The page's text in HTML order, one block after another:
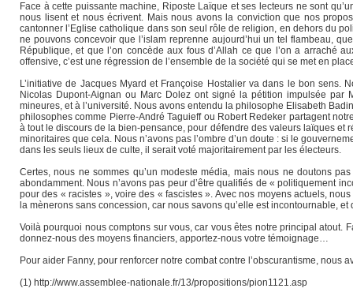
Face à cette puissante machine, Riposte Laïque et ses lecteurs ne sont
nous lisent et nous écrivent. Mais nous avons la conviction que nos
cantonner l’Eglise catholique dans son seul rôle de religion, en dehors du
ne pouvons concevoir que l’islam reprenne aujourd’hui un tel flambeau,
République, et que l’on concède aux fous d’Allah ce que l’on a arraché
offensive, c’est une régression de l’ensemble de la société qui se met en
L’initiative de Jacques Myard et Françoise Hostalier va dans le bon sens.
Nicolas Dupont-Aignan ou Marc Dolez ont signé la pétition impulsée par
mineures, et à l’université. Nous avons entendu la philosophe Elisabeth
philosophes comme Pierre-André Taguieff ou Robert Redeker partagent
à tout le discours de la bien-pensance, pour défendre des valeurs laïques
minoritaires que cela. Nous n’avons pas l’ombre d’un doute : si le
dans les seuls lieux de culte, il serait voté majoritairement par les électeurs.
Certes, nous ne sommes qu’un modeste média, mais nous ne doutons
abondamment. Nous n’avons pas peur d’être qualifiés de « politiquement
pour des « racistes », voire des « fascistes ». Avec nos moyens actuels,
la mènerons sans concession, car nous savons qu’elle est incontournable,
Voilà pourquoi nous comptons sur vous, car vous êtes notre principal atout.
donnez-nous des moyens financiers, apportez-nous votre témoignage…
Pour aider Fanny, pour renforcer notre combat contre l’obscurantisme, nous
(1) http://www.assemblee-nationale.fr/13/propositions/pion1121.asp